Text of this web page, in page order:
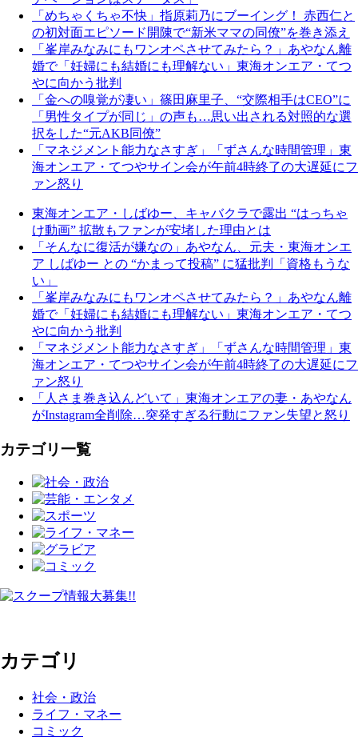
「めちゃくちゃ不快」指原莉乃にブーイング！ 赤西仁と
の初対面エピソード開陳で“新米ママの同僚”を巻き添え
「峯岸みなみにもワンオペさせてみたら？」あやなん離
婚で「妊婦にも結婚にも理解ない」東海オンエア・てつ
やに向かう批判
「金への嗅覚が凄い」篠田麻里子、“交際相手はCEO”に
「男性タイプが同じ」の声も…思い出される対照的な選
択をした“元AKB同僚”
「マネジメント能力なさすぎ」「ずさんな時間管理」東
海オンエア・てつやサイン会が午前4時終了の大遅延にフ
ァン怒り
東海オンエア・しばゆー、キャバクラで露出 “はっちゃ
け動画” 拡散もファンが安堵した理由とは
「そんなに復活が嫌なの」あやなん、元夫・東海オンエ
ア しばゆー との “かまって投稿” に猛批判「資格もうな
い」
「峯岸みなみにもワンオペさせてみたら？」あやなん離
婚で「妊婦にも結婚にも理解ない」東海オンエア・てつ
やに向かう批判
「マネジメント能力なさすぎ」「ずさんな時間管理」東
海オンエア・てつやサイン会が午前4時終了の大遅延にフ
ァン怒り
「人さま巻き込んどいて」東海オンエアの妻・あやなん
がInstagram全削除…突発すぎる行動にファン失望と怒り
カテゴリ一覧
カテゴリ
社会・政治
ライフ・マネー
コミック